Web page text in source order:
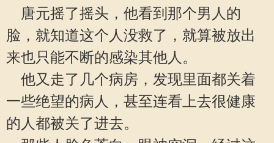
唐元摇了摇头，他看到那个男人的
脸，就知道这个人没救了，就算被放出
来也只能不断的感染其他人。
他又走了几个病房，发现里面都关着
一些绝望的病人，甚至连看上去很健康
的人都被关了进去。